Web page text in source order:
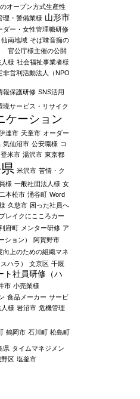
オープン方式生産性
理・警備業様 山形市
ダー・女性管理職研修
仙南地域 そば味音痴の
官公庁様主催の公開
人様 社会福祉事業者様
非営利活動法人（NPO
報保護研修 SNS活用
境サービス・リサイク
ケーション
達市 天童市 オーダー
気仙沼市 公安職様 コ
登米市 湯沢市 東京都
米沢市 苦情・ク
様 一般社団法人様 女
二本松市 涌谷町 Word
久慈市 困った社員へ
レイクにこころカー
府町 メンター研修 ア
ション）
阿賀野市
向上のための組織マネ
ハラ） 文京区 千厩
ト社員研修（ハ
市 小売業様
食品メーカー サービ
人様 岩沼市 危機管理
鶴岡市 石川町 松島町
県 タイムマネジメン
野区 塩釜市